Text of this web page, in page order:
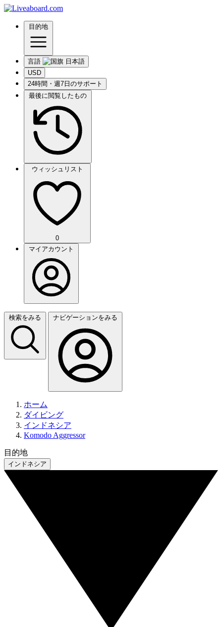
目的地
言語
USD
24時間・週7日のサポート
最後に閲覧したもの
ウィッシュリスト
0
マイアカウント
検索をみる ナビゲーションをみる
ホーム
ダイビング
インドネシア
Komodo Aggressor
目的地
インドネシア